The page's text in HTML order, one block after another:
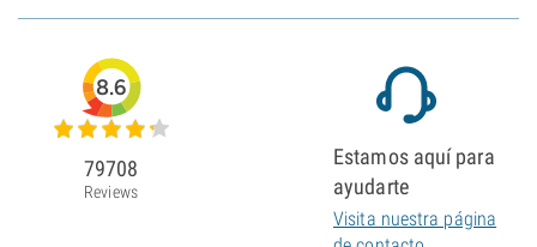
8.6
79708
Reviews
Estamos aquí para
ayudarte
Visita nuestra página